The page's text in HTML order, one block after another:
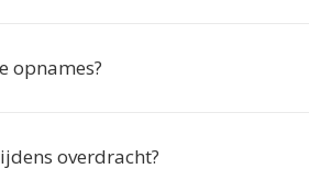
opnames?
overdracht?